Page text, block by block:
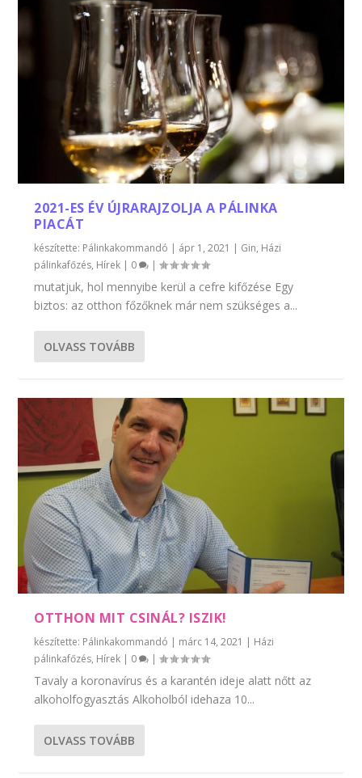
2021-ES ÉV ÚJRARAJZOLJA A PÁLINKA
PIACÁT
készítette: Pálinkakommandó | ápr 1, 2021 | Gin, Házi
pálinkafőzés, Hírek | 0 |
​mutatjuk, hol mennyibe kerül a cefre kifőzése Egy
biztos: az otthon főzőknek már nem szükséges a...
OLVASS TOVÁBB
OTTHON MIT CSINÁL? ISZIK!
készítette: Pálinkakommandó | márc 14, 2021 | Házi
pálinkafőzés, Hírek | 0 |
Tavaly a koronavírus és a karantén ideje alatt nőtt az
alkoholfogyasztás Alkoholból idehaza 10...
OLVASS TOVÁBB